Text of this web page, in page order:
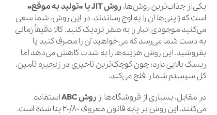
یکی از جذاب‌ترین روش‌ها، روش JIT یا «تولید به موقع»
است که ژاپنی‌ها آن را به اوج رساندند. در این روش، شما سعی
می‌کنید موجودی انبار را به صفر نزدیک کنید. کالا دقیقاً زمانی
به دست شما می‌رسد که می‌خواهید آن را مصرف کنید یا
بفروشید. این روش هزینه‌ها را به شدت کاهش می‌دهد اما
ریسک بالایی دارد؛ چون کوچک‌ترین تاخیری در زنجیره تأمین،
کل سیستم شما را فلج می‌کند.
در مقابل، بسیاری از فروشگاه‌ها از روش ABC
استفاده
می‌کنند. این روش بر پایه قانون معروف ۲۰/۸۰ بنا شده است.